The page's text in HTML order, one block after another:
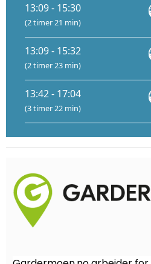
13:09 - 15:30
(2 timer 21 min)
13:09 - 15:32
(2 timer 23 min)
13:42 - 17:04
(3 timer 22 min)